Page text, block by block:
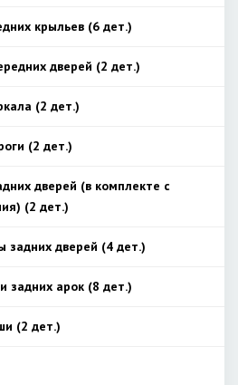
крыльев (6 дет.)
дверей (2 дет.)
(2 дет.)
(2 дет.)
дверей (в комплекте с
(2 дет.)
задних дверей (4 дет.)
задних арок (8 дет.)
(2 дет.)